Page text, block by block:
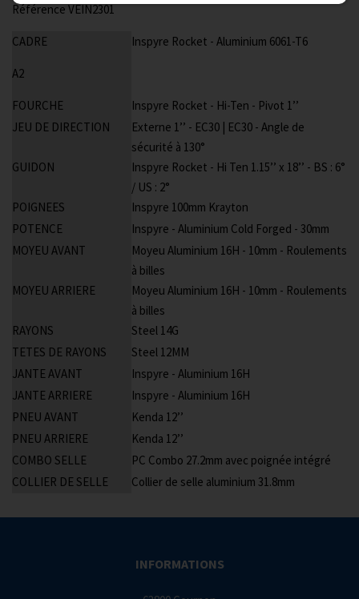
Référence VEIN2301
CADRE
A2
Inspyre Rocket - Aluminium 6061-T6
FOURCHE
Inspyre Rocket - Hi-Ten - Pivot 1’’
JEU DE DIRECTION
Externe 1’’ - EC30 | EC30 - Angle de
sécurité à 130°
GUIDON
Inspyre Rocket - Hi Ten 1.15’’ x 18’’ - BS : 6°
/ US : 2°
POIGNEES
Inspyre 100mm Krayton
POTENCE
Inspyre - Aluminium Cold Forged - 30mm
MOYEU AVANT
Moyeu Aluminium 16H - 10mm - Roulements
à billes
MOYEU ARRIERE
Moyeu Aluminium 16H - 10mm - Roulements
à billes
RAYONS
Steel 14G
TETES DE RAYONS
Steel 12MM
JANTE AVANT
Inspyre - Aluminium 16H
JANTE ARRIERE
Inspyre - Aluminium 16H
PNEU AVANT
Kenda 12’’
PNEU ARRIERE
Kenda 12’’
COMBO SELLE
PC Combo 27.2mm avec poignée intégré
COLLIER DE SELLE
Collier de selle aluminium 31.8mm
INFORMATIONS